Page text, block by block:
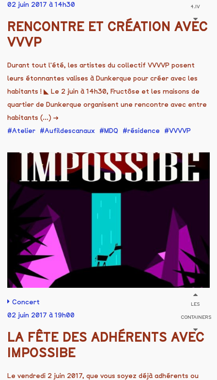
02 juin 2017 à 14h30
4.IV
RENCONTRE ET CRÉATION AVEC
VVVP
Durant tout l'été, les artistes du collectif VVVVP posent
leurs étonnantes valises à Dunkerque pour créer avec les
habitants ! ◣ Le 2 juin à 14h30, Fructôse et les maisons de
quartier de Dunkerque organisent une rencontre avec entre
habitants (...) →
Atelier
Aufildescanaux MDQ résidence VVVVP
Concert
02 juin 2017 à 19h00
LES
CONTAINERS
LA FÊTE DES ADHÉRENTS AVEC
IMPOSSIBE
Le vendredi 2 juin 2017, que vous soyez déjà adhérents ou